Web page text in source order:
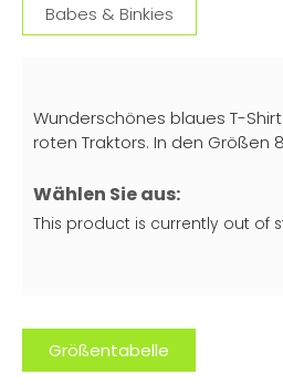
Babes & Binkies
Wunderschönes blaues T-
roten Traktors. In den Größen
Wählen Sie aus:
This product is currently out of
Größentabelle